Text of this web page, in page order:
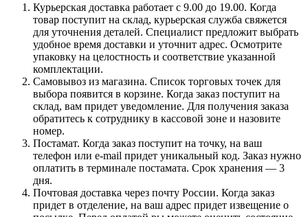
Курьерская доставка работает с 9.00 до 19.00. Когда
товар поступит на склад, курьерская служба свяжется
для уточнения деталей. Специалист предложит выбрать
удобное время доставки и уточнит адрес. Осмотрите
упаковку на целостность и соответствие указанной
комплектации.
Самовывоз из магазина. Список торговых точек для
выбора появится в корзине. Когда заказ поступит на
склад, вам придет уведомление. Для получения заказа
обратитесь к сотруднику в кассовой зоне и назовите
номер.
Постамат. Когда заказ поступит на точку, на ваш
телефон или e-mail придет уникальный код. Заказ нужно
оплатить в терминале постамата. Срок хранения — 3
дня.
Почтовая доставка через почту России. Когда заказ
придет в отделение, на ваш адрес придет извещение о